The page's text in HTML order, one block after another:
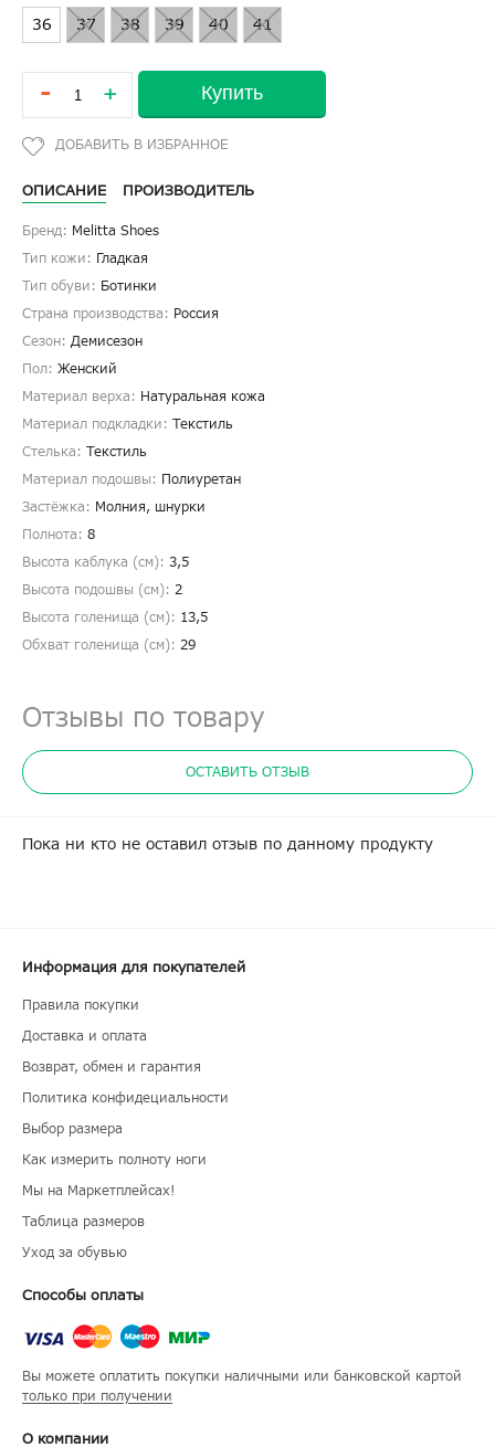
36 37 38 39 40 41
- + Купить
ОПИСАНИЕ ПРОИЗВОДИТЕЛЬ
Бренд: Melitta Shoes
Тип кожи: Гладкая
Тип обуви: Ботинки
Страна производства: Россия
Сезон: Демисезон
Пол: Женский
Материал верха: Натуральная кожа
Материал подкладки: Текстиль
Стелька: Текстиль
Материал подошвы: Полиуретан
Застёжка: Молния, шнурки
Полнота: 8
Высота каблука (см): 3,5
Высота подошвы (см): 2
Высота голенища (cм): 13,5
Обхват голенища (cм): 29
Отзывы по товару
ОСТАВИТЬ ОТЗЫВ
Пока ни кто не оставил отзыв по данному продукту
Информация для покупателей
Правила покупки
Доставка и оплата
Возврат, обмен и гарантия
Политика конфидециальности
Выбор размера
Как измерить полноту ноги
Мы на Маркетплейсах!
Таблица размеров
Уход за обувью
Способы оплаты
Вы можете оплатить покупки наличными или банковской картой
только при получении
О компании